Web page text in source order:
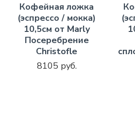
Кофейная ложка
(эспрессо / мокка)
10,5см от Marly
Посеребрение
Christofle
8105 руб.